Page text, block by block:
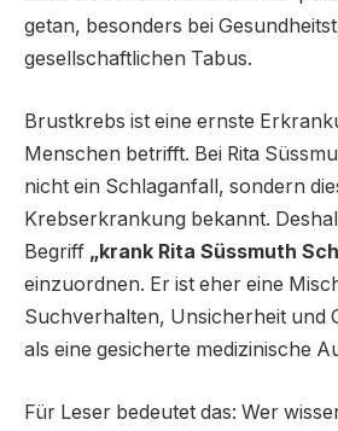
getan, besonders bei
gesellschaftlichen Tabus.
Brustkrebs ist eine ernste
Menschen betrifft. Bei Rita
nicht ein Schlaganfall, sondern
Krebserkrankung bekannt.
Begriff „krank Rita Süssmuth
einzuordnen. Er ist eher eine
Suchverhalten, Unsicherheit und
als eine gesicherte medizinische
Für Leser bedeutet das: Wer